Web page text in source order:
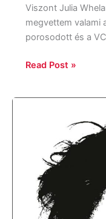
Viszont Julia
megvettem valami
porosodott és a
Read Post »
Nanette